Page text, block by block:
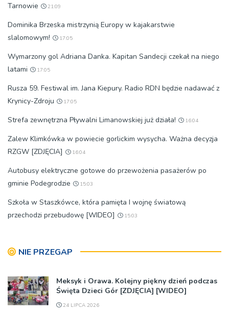
Tarnowie
21:09
Dominika Brzeska mistrzynią Europy w kajakarstwie
slalomowym!
17:05
Wymarzony gol Adriana Danka. Kapitan Sandecji czekał na niego
latami
17:05
Rusza 59. Festiwal im. Jana Kiepury. Radio RDN będzie nadawać z
Krynicy-Zdroju
17:05
Strefa zewnętrzna Pływalni Limanowskiej już działa! 16:04
Zalew Klimkówka w powiecie gorlickim wysycha. Ważna decyzja
RZGW [ZDJĘCIA]
16:04
Autobusy elektryczne gotowe do przewożenia pasażerów po
gminie Podegrodzie
15:03
Szkoła w Staszkówce, która pamięta I wojnę światową
przechodzi przebudowę [WIDEO]
15:03
NIE PRZEGAP
Meksyk i Orawa. Kolejny piękny dzień podczas
Święta Dzieci Gór [ZDJĘCIA] [WIDEO]
24 LIPCA 2026